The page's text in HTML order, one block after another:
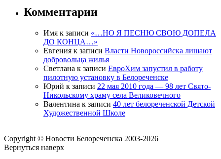
Комментарии
Имя к записи «…НО Я ПЕСНЮ СВОЮ ДОПЕЛА
ДО КОНЦА…»
Евгения к записи Власти Новороссийска лишают
добровольца жилья
Светлана к записи ЕвроХим запустил в работу
пилотную установку в Белореченске
Юрий к записи 22 мая 2010 года — 98 лет Свято-
Никольскому храму села Великовечного
Валентина к записи 40 лет белореченской Детской
Художественной Школе
Copyright © Новости Белореченска 2003-2026
Вернуться наверх